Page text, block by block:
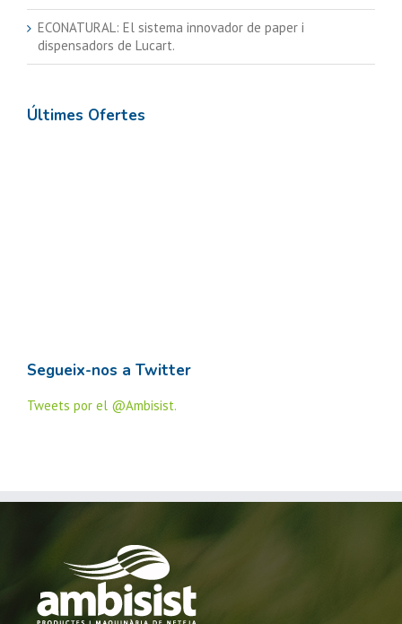
ECONATURAL: El sistema innovador de paper i
dispensadors de Lucart.
Últimes Ofertes
Segueix-nos a Twitter
Tweets por el @Ambisist.